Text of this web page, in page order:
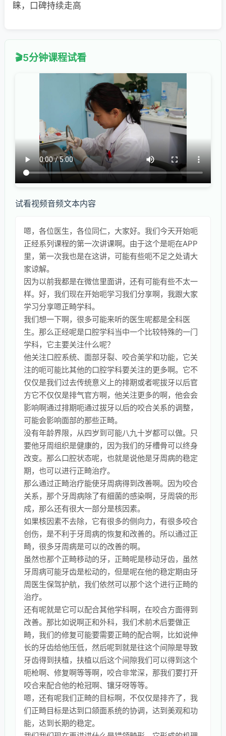
睐，口碑持续走高
5分钟课程试看
试看视频音频文本内容
嗯，各位医生，各位同仁，大家好。我们今天开始呃
正经系列课程的第一次讲课啊。由于这个是呃在APP
里，第一次我也是在这讲，可能有些呃不足之处请大
家谅解。
因为以前我都是在微信里面讲，还有可能有些不太一
样。好，我们现在开始呃学习我们分享啊，我跟大家
学习分享嗯正畸学科。
我们想一下啊，很多可能来听的医生呢都是全科医
生。那么正经呢是口腔学科当中一个比较特殊的一门
学科，它主要关注什么呢？
他关注口腔系统、面部牙裂、咬合美学和功能，它关
注的呃可能比其他的口腔学科要关注的更多啊。它不
仅仅是我们过去传统意义上的排期或者呢拔牙以后官
方它不仅仅是排气官方啊，他关注更多的啊，他会会
影响啊通过排期呃通过拔牙以后的咬合关系的调整，
可能会影响面部的那些正畸。
没有年龄界限，从四岁到可能八九十岁都可以做。只
要他牙周组织是健康的，因为我们的牙槽骨可以终身
改变。那么口腔状态呢，也就是说他是牙周病的稳定
期，也可以进行正畸治疗。
那么通过正畸治疗能使牙周病得到改善啊。因为咬合
关系，那个牙周病除了有细菌的感染啊，牙周袋的形
成，那么还有很大一部分是核因素。
如果核因素不去除，它有很多的侧向力，有很多咬合
创伤，是不利于牙周病的恢复和改善的。所以通过正
畸，很多牙周病是可以的改善的啊。
虽然也那个正畸移动的牙，正畸呢是移动牙齿，虽然
牙周病可能牙齿是松动的，但是呢在他的稳定期由牙
周医生保驾护航，我们依然可以那个这个进行正畸的
治疗。
还有呢就是它可以配合其他学科啊，在咬合方面得到
改善。那比如说啊正和外科，我们术前术后要做正
畸，我们的修复可能要需要正畸的配合啊，比如说伸
长的牙齿给他压低，然后呢到就是往这个间隙是导致
牙齿得到扶植，扶植以后这个间隙我们可以得到这个
呃枪啊、修复啊等等啊，咬合非常深，那我们要打开
咬合来配合他的枪冠啊、镶牙呀等等。
嗯，还有呢我们正畸的目标啊，不仅仅是排齐了，我
们正畸目标是达到口颌面系统的协调，达到美观和功
能，达到长期的稳定。